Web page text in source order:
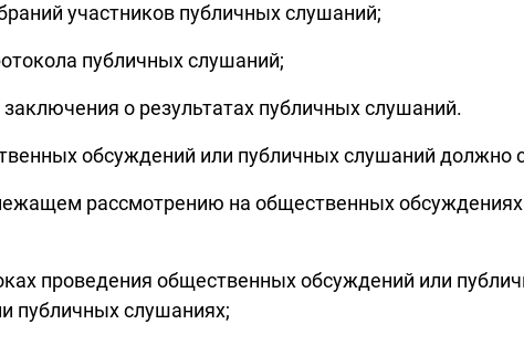
участников публичных слушаний;
публичных слушаний;
о результатах публичных слушаний.
обсуждений или публичных слушаний должно
рассмотрению на общественных
проведения общественных обсуждений или
публичных слушаниях;